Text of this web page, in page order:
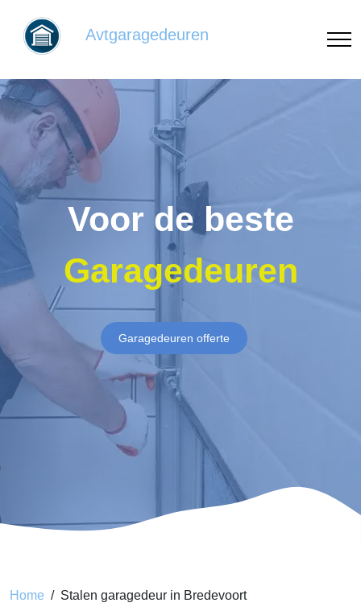
Avtgaragedeuren
Voor de beste
Garagedeuren
Garagedeuren offerte
Home Stalen garagedeur in Bredevoort